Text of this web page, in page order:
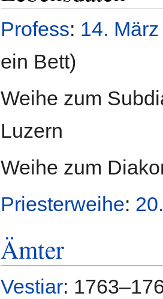
Profess: 14. März
ein Bett)
Weihe zum
Luzern
Weihe zum
Priesterweihe:
Ämter
Vestiar: